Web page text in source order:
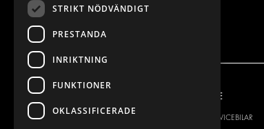
VÅRT ERBJUDANDE
INREDNING FÖR SERVICEBILAR
STRIKT NÖDVÄNDIGT
PRESTANDA
INRIKTNING
FUNKTIONER
OKLASSIFICERADE